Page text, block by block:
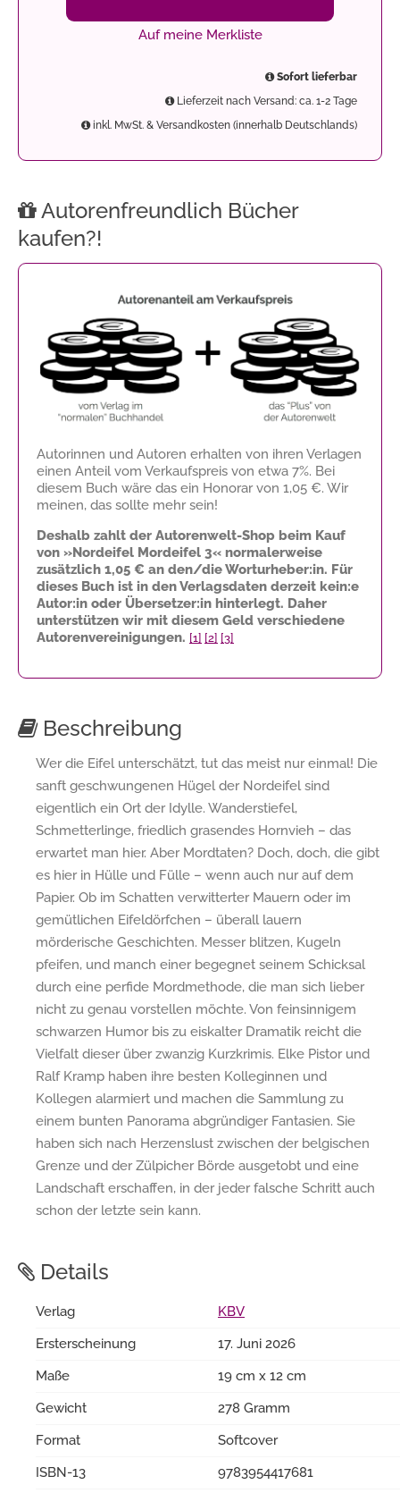
Auf meine Merkliste
Sofort lieferbar
Lieferzeit nach Versand: ca. 1-2 Tage
inkl. MwSt. & Versandkosten (innerhalb Deutschlands)
Autorenfreundlich Bücher
kaufen?!
Autorinnen und Autoren erhalten von ihren Verlagen
einen Anteil vom Verkaufspreis von etwa 7%. Bei
diesem Buch wäre das ein Honorar von 1,05 €. Wir
meinen, das sollte mehr sein!
Deshalb zahlt der Autorenwelt-Shop beim Kauf
von »Nordeifel Mordeifel 3« normalerweise
zusätzlich 1,05 € an den/die Worturheber:in. Für
dieses Buch ist in den Verlagsdaten derzeit kein:e
Autor:in oder Übersetzer:in hinterlegt. Daher
unterstützen wir mit diesem Geld verschiedene
Autorenvereinigungen. [1] [2] [3]
Beschreibung
Wer die Eifel unterschätzt, tut das meist nur einmal! Die
sanft geschwungenen Hügel der Nordeifel sind
eigentlich ein Ort der Idylle. Wanderstiefel,
Schmetterlinge, friedlich grasendes Hornvieh – das
erwartet man hier. Aber Mordtaten? Doch, doch, die gibt
es hier in Hülle und Fülle – wenn auch nur auf dem
Papier. Ob im Schatten verwitterter Mauern oder im
gemütlichen Eifeldörfchen – überall lauern
mörderische Geschichten. Messer blitzen, Kugeln
pfeifen, und manch einer begegnet seinem Schicksal
durch eine perfide Mordmethode, die man sich lieber
nicht zu genau vorstellen möchte. Von feinsinnigem
schwarzen Humor bis zu eiskalter Dramatik reicht die
Vielfalt dieser über zwanzig Kurzkrimis. Elke Pistor und
Ralf Kramp haben ihre besten Kolleginnen und
Kollegen alarmiert und machen die Sammlung zu
einem bunten Panorama abgründiger Fantasien. Sie
haben sich nach Herzenslust zwischen der belgischen
Grenze und der Zülpicher Börde ausgetobt und eine
Landschaft erschaffen, in der jeder falsche Schritt auch
schon der letzte sein kann.
Details
Verlag
KBV
Ersterscheinung
17. Juni 2026
Maße
19 cm x 12 cm
Gewicht
278 Gramm
Format
Softcover
ISBN-13
9783954417681